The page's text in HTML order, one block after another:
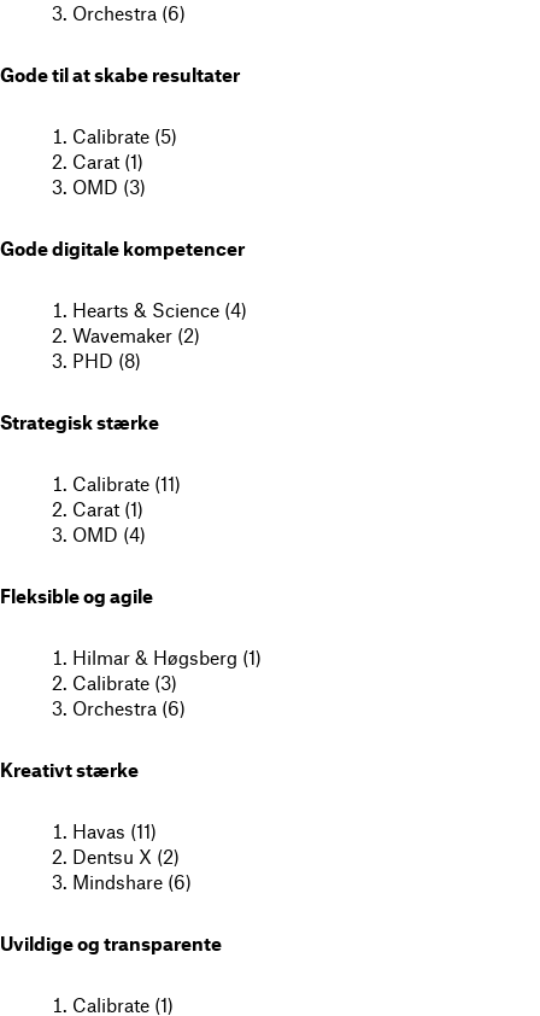
Orchestra (6)
Gode til at skabe resultater
Calibrate (5)
Carat (1)
OMD (3)
Gode digitale kompetencer
Hearts & Science (4)
Wavemaker (2)
PHD (8)
Strategisk stærke
Calibrate (11)
Carat (1)
OMD (4)
Fleksible og agile
Hilmar & Høgsberg (1)
Calibrate (3)
Orchestra (6)
Kreativt stærke
Havas (11)
Dentsu X (2)
Mindshare (6)
Uvildige og transparente
Calibrate (1)